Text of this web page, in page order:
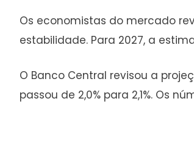
Os economistas do mercado
estabilidade. Para 2027, a
O Banco Central revisou a
passou de 2,0% para 2,1%. Os